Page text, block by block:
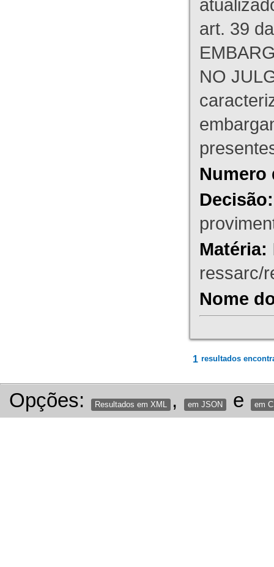
art. 39
NO
Numero
Decisão:
Matéria:
ressarc/
Nome
1 resultados
Opções: Resultados em XML , em JSON e em